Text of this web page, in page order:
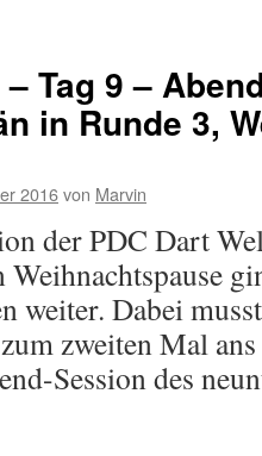
– Tag 9 –
in Runde 3,
2016von Marvin
der PDC Dart
weiter. Dabei
zweiten Mal
Session des